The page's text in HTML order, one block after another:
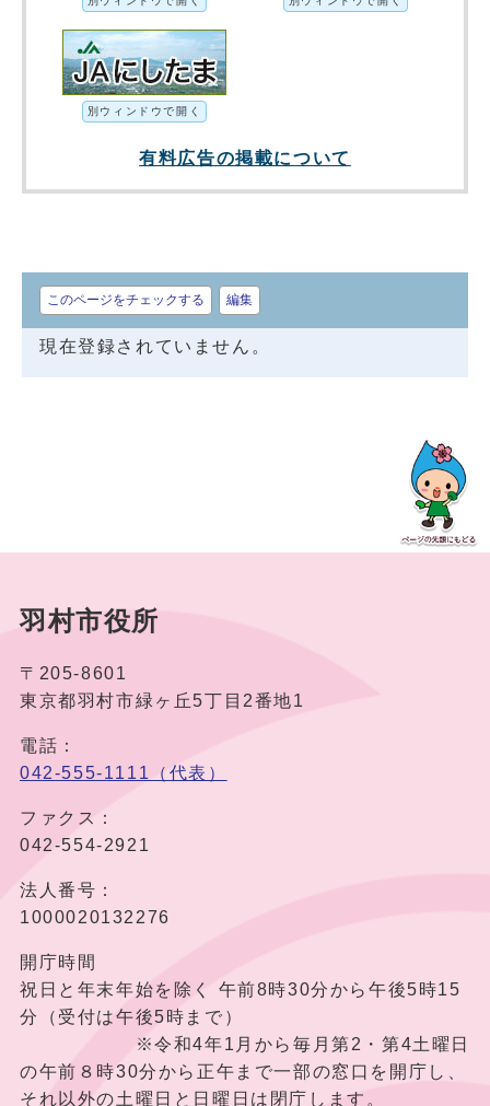
別ウィンドウで開く
有料広告の掲載について
このページをチェックする 編集
現在登録されていません。
羽村市役所
〒205-8601
東京都羽村市緑ヶ丘5丁目2番地1
電話：
042-555-1111（代表）
ファクス：
042-554-2921
法人番号：
1000020132276
開庁時間
祝日と年末年始を除く 午前8時30分から午後5時15
分（受付は午後5時まで）
※令和4年1月から毎月第2・第4土曜日
の午前８時30分から正午まで一部の窓口を開庁し、
それ以外の土曜日と日曜日は閉庁します。